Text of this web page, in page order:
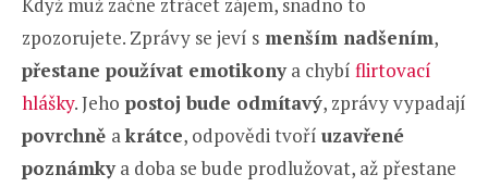
Když muž začne ztrácet zájem, snadno to
zpozorujete. Zprávy se jeví s menším nadšením,
přestane používat emotikonya chybí flirtovací
hlášky. Jeho postoj bude odmítavý, zprávy vypadají
povrchně akrátce, odpovědi tvoří uzavřené
poznámkya doba se bude prodlužovat, až přestane